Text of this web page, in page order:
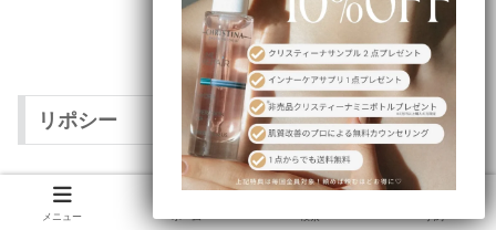
リポシー
リポシーの公式サイトはこちら
メニュー ホーム 検索 予約